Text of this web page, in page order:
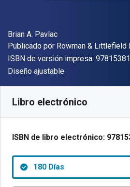
Autor(es)
Brian A. Pavlac
Editorial
Publicado por Rowman & Littlefield
ISBN de versión impresa:
Formato
Diseño ajustable
Libro electrónico
ISBN de libro electrónico:
180 Días